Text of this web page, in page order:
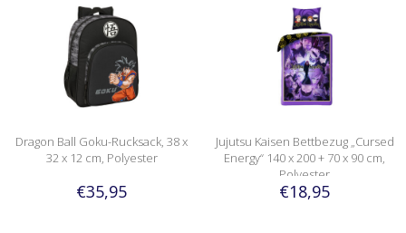
Dragon Ball Goku-Rucksack, 38 x
32 x 12 cm, Polyester
€35,95
Jujutsu Kaisen Bettbezug „Cursed
Energy“ 140 x 200 + 70 x 90 cm,
Polyester
€18,95